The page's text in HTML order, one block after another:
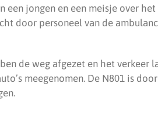
jongen en een meisje over
door personeel van de
de weg afgezet en het verkeer
meegenomen. De N801 is